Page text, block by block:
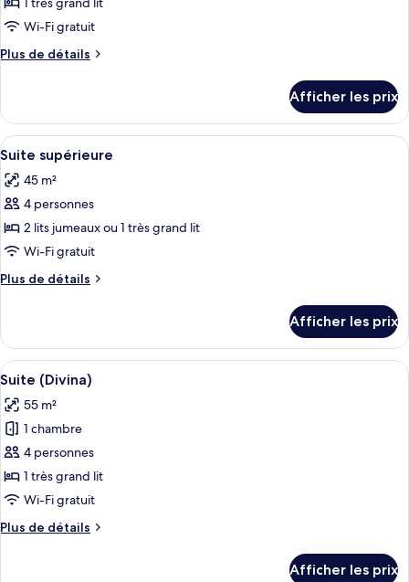
de
chambre :
Suite
vue
sur
la
mer
(Deluxe)
Wi-Fi gratuit
Plus de détails
Plus
Suite
Junior,
balcon,
sur
la
(Deluxe)
Afficher les prix
Afficher
toutes
les
photos
pour
ce
type
de
Suite
supérieure
Suite supérieure | Literie de qualité,
13
Suite supérieure
45 m²
4 personnes
2 lits jumeaux ou 1 très grand lit
Wi-Fi gratuit
Plus de détails
Plus
Suite
supérieure
Afficher les prix
Afficher
toutes
les
photos
pour
ce
type
chambre :
Une chambre à coucher avec un lit,
15
Suite (Divina)
55 m²
1 chambre
4 personnes
1 très grand lit
Wi-Fi gratuit
Plus de détails
Plus
Afficher les prix